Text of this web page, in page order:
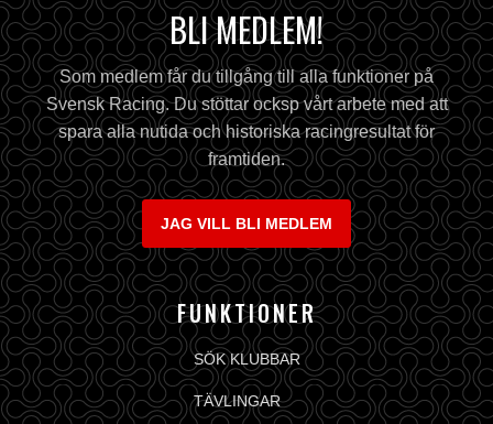
BLI MEDLEM!
Som medlem får du tillgång till alla funktioner på
Svensk Racing. Du stöttar ocksp vårt arbete med att
spara alla nutida och historiska racingresultat för
framtiden.
JAG VILL BLI MEDLEM
FUNKTIONER
SÖK KLUBBAR
TÄVLINGAR